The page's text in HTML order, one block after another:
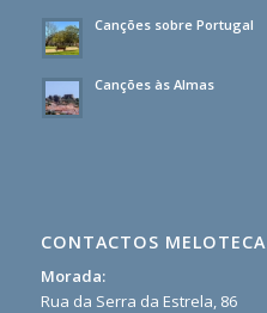
Canções sobre Portugal
Canções às Almas
CONTACTOS MELOTECA
Morada:
Rua da Serra da Estrela, 86